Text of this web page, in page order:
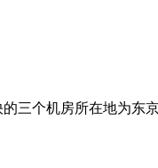
三个机房所在地为东